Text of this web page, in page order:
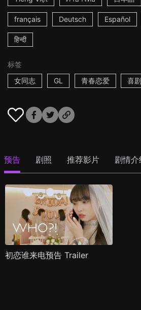
français Deutsch Español
हिन्दी
标签
女同志
GL 青春恋爱 喜剧
预告 剧照 推荐影片 剧情介
初恋谁来电预告 Trailer